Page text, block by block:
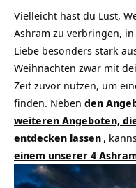
Vielleicht hast du Lust,
Ashram zu verbringen,
Liebe besonders stark
Weihnachten zwar mit
Zeit zuvor nutzen, um
finden. Neben den
weiteren Angeboten,
entdecken lassen ,
einem unserer 4